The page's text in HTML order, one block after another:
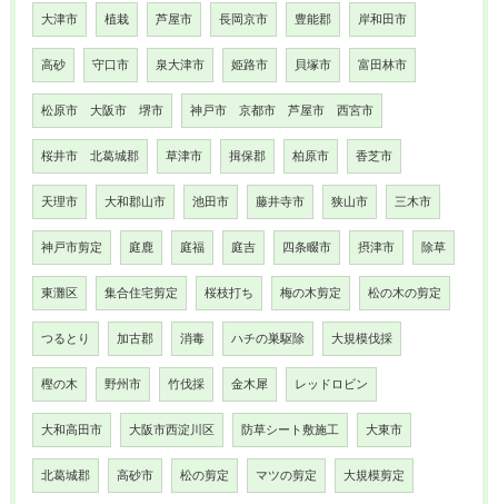
大津市 植栽 芦屋市 長岡京市 豊能郡 岸和田市
高砂 守口市 泉大津市 姫路市 貝塚市 富田林市
松原市 大阪市 堺市 神戸市 京都市 芦屋市 西宮市
桜井市 北葛城郡 草津市 揖保郡 柏原市 香芝市
天理市 大和郡山市 池田市 藤井寺市 狭山市 三木市
神戸市剪定 庭鹿 庭福 庭吉 四条畷市 摂津市 除草
東灘区 集合住宅剪定 桜枝打ち 梅の木剪定 松の木の剪定
つるとり 加古郡 消毒 ハチの巣駆除 大規模伐採
樫の木 野州市 竹伐採 金木犀 レッドロビン
大和高田市 大阪市西淀川区 防草シート敷施工 大東市
北葛城郡 高砂市 松の剪定 マツの剪定 大規模剪定